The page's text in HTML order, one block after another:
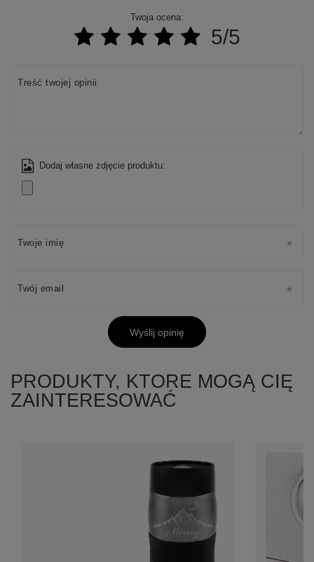
Twoja ocena:
5/5
Treść twojej opinii
Dodaj własne zdjęcie produktu:
Twoje imię
Twój email
Wyślij opinię
PRODUKTY, KTORE MOGĄ CIĘ
ZAINTERESOWAĆ